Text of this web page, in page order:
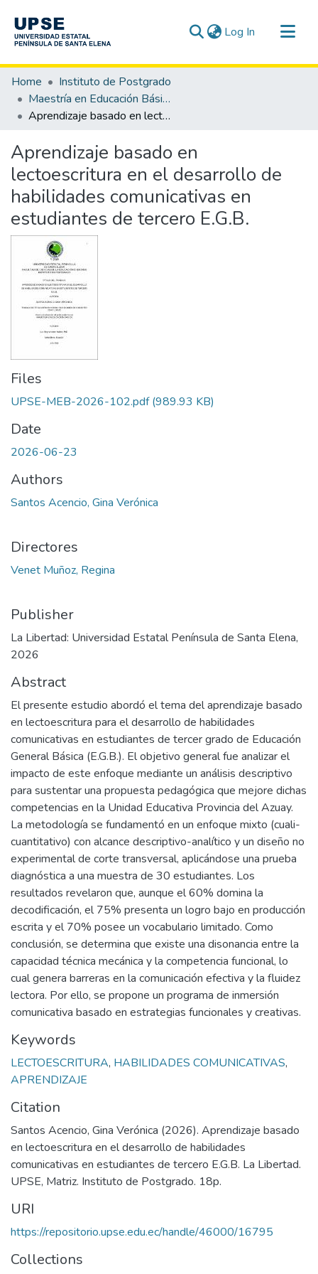
Log In (current)
Communities & Collections
All of DSpace
Statistics
Home
Instituto de Postgrado
Maestría en Educación Básica
Aprendizaje basado en lectoescritura en el desarrollo de habilidades comunicativas en estudiantes de tercero E.G.B.
Aprendizaje basado en
lectoescritura en el desarrollo de
habilidades comunicativas en
estudiantes de tercero E.G.B.
Files
UPSE-MEB-2026-102.pdf(989.93 KB)
Date
2026-06-23
Authors
Santos Acencio, Gina Verónica
Directores
Venet Muñoz, Regina
Publisher
La Libertad: Universidad Estatal Península de Santa Elena,
2026
Abstract
El presente estudio abordó el tema del aprendizaje basado
en lectoescritura para el desarrollo de habilidades
comunicativas en estudiantes de tercer grado de Educación
General Básica (E.G.B.). El objetivo general fue analizar el
impacto de este enfoque mediante un análisis descriptivo
para sustentar una propuesta pedagógica que mejore dichas
competencias en la Unidad Educativa Provincia del Azuay.
La metodología se fundamentó en un enfoque mixto (cuali-
cuantitativo) con alcance descriptivo-analítico y un diseño no
experimental de corte transversal, aplicándose una prueba
diagnóstica a una muestra de 30 estudiantes. Los
resultados revelaron que, aunque el 60% domina la
decodificación, el 75% presenta un logro bajo en producción
escrita y el 70% posee un vocabulario limitado. Como
conclusión, se determina que existe una disonancia entre la
capacidad técnica mecánica y la competencia funcional, lo
cual genera barreras en la comunicación efectiva y la fluidez
lectora. Por ello, se propone un programa de inmersión
comunicativa basado en estrategias funcionales y creativas.
Keywords
LECTOESCRITURA, HABILIDADES COMUNICATIVAS,
APRENDIZAJE
Citation
Santos Acencio, Gina Verónica (2026). Aprendizaje basado
en lectoescritura en el desarrollo de habilidades
comunicativas en estudiantes de tercero E.G.B. La Libertad.
UPSE, Matriz. Instituto de Postgrado. 18p.
URI
https://repositorio.upse.edu.ec/handle/46000/16795
Collections